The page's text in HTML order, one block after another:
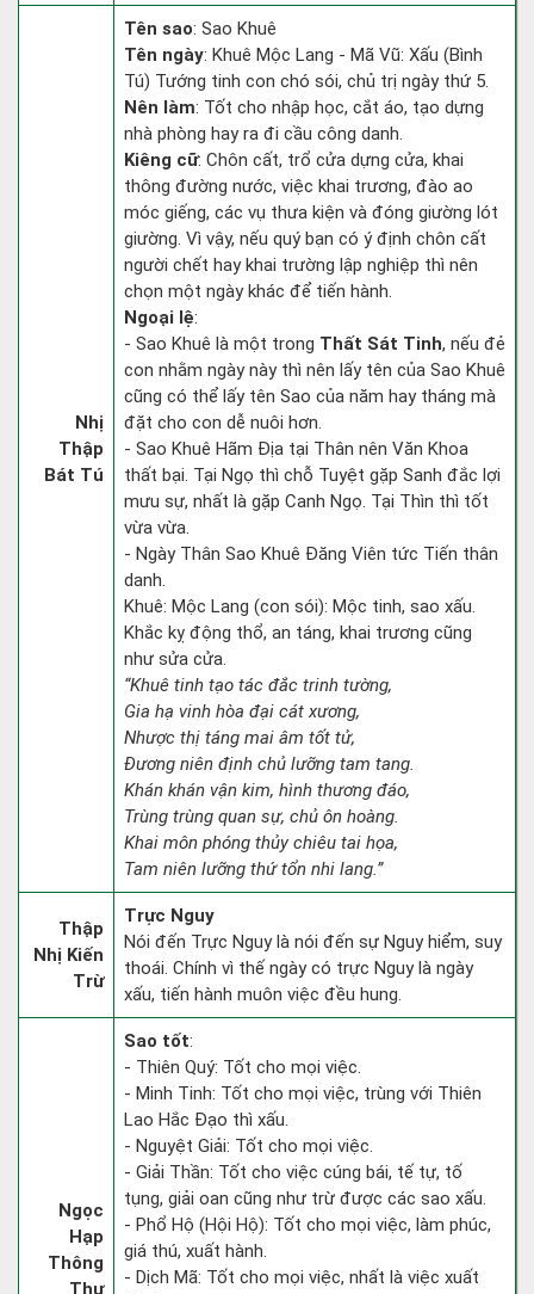
Nhị
Thập
Bát Tú
Tên sao: Sao Khuê
Tên ngày: Khuê Mộc Lang - Mã Vũ: Xấu (Bình
Tú) Tướng tinh con chó sói, chủ trị ngày thứ 5.
Nên làm: Tốt cho nhập học, cắt áo, tạo dựng
nhà phòng hay ra đi cầu công danh.
Kiêng cữ: Chôn cất, trổ cửa dựng cửa, khai
thông đường nước, việc khai trương, đào ao
móc giếng, các vụ thưa kiện và đóng giường lót
giường. Vì vậy, nếu quý bạn có ý định chôn cất
người chết hay khai trường lập nghiệp thì nên
chọn một ngày khác để tiến hành.
Ngoại lệ:
- Sao Khuê là một trong Thất Sát Tinh, nếu đẻ
con nhằm ngày này thì nên lấy tên của Sao Khuê
cũng có thể lấy tên Sao của năm hay tháng mà
đặt cho con dễ nuôi hơn.
- Sao Khuê Hãm Địa tại Thân nên Văn Khoa
thất bại. Tại Ngọ thì chỗ Tuyệt gặp Sanh đắc lợi
mưu sự, nhất là gặp Canh Ngọ. Tại Thìn thì tốt
vừa vừa.
- Ngày Thân Sao Khuê Đăng Viên tức Tiến thân
danh.
Khuê: Mộc Lang (con sói): Mộc tinh, sao xấu.
Khắc kỵ động thổ, an táng, khai trương cũng
như sửa cửa.
“Khuê tinh tạo tác đắc trinh tường,
Gia hạ vinh hòa đại cát xương,
Nhược thị táng mai âm tốt tử,
Đương niên định chủ lưỡng tam tang.
Khán khán vận kim, hình thương đáo,
Trùng trùng quan sự, chủ ôn hoàng.
Khai môn phóng thủy chiêu tai họa,
Tam niên lưỡng thứ tổn nhi lang.”
Thập
Nhị Kiến
Trừ
Trực Nguy
Nói đến Trực Nguy là nói đến sự Nguy hiểm, suy
thoái. Chính vì thế ngày có trực Nguy là ngày
xấu, tiến hành muôn việc đều hung.
Ngọc
Hạp
Thông
Thư
Sao tốt:
- Thiên Quý: Tốt cho mọi việc.
- Minh Tinh: Tốt cho mọi việc, trùng với Thiên
Lao Hắc Đạo thì xấu.
- Nguyệt Giải: Tốt cho mọi việc.
- Giải Thần: Tốt cho việc cúng bái, tế tự, tố
tụng, giải oan cũng như trừ được các sao xấu.
- Phổ Hộ (Hội Hộ): Tốt cho mọi việc, làm phúc,
giá thú, xuất hành.
- Dịch Mã: Tốt cho mọi việc, nhất là việc xuất